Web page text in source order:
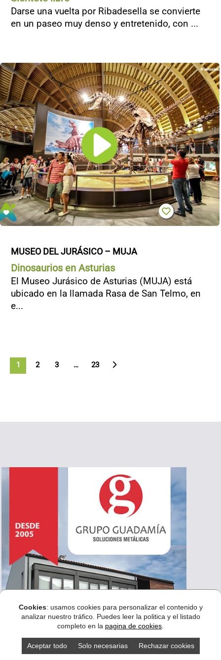
Darse una vuelta por Ribadesella se convierte
en un paseo muy denso y entretenido, con ...
MUSEO DEL JURÁSICO – MUJA
Dinosaurios en Asturias
El Museo Jurásico de Asturias (MUJA) está
ubicado en la llamada Rasa de San Telmo, en
e...
1 2 3 … 23
Cookies: usamos cookies para personalizar el contenido y
analizar nuestro tráfico. Puedes leer la politica y el listado
completo en la pagina de cookies
Aceptar todo Solo necesarias Rechazar cookies